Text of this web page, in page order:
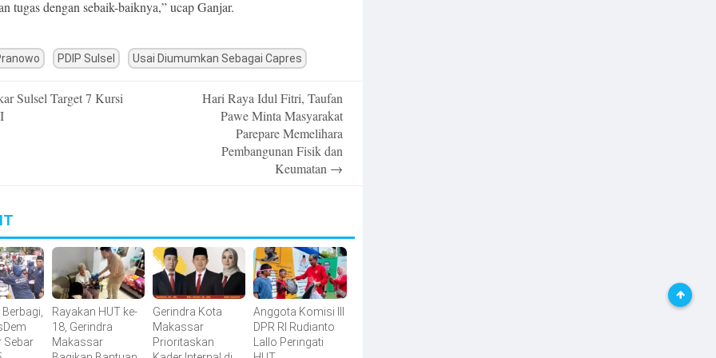
tugas dengan sebaik-baiknya,” ucap Ganjar.
PDIP Sulsel Usai Diumumkan Sebagai Capres
Sulsel Target 7 Kursi
Hari Raya Idul Fitri, Taufan
Pawe Minta Masyarakat
Parepare Memelihara
Pembangunan Fisik dan
Keumatan →
Sebar
Rayakan HUT ke-
18, Gerindra
Makassar
Gerindra Kota
Makassar
Prioritaskan
Anggota Komisi III
DPR RI Rudianto
Lallo Peringati